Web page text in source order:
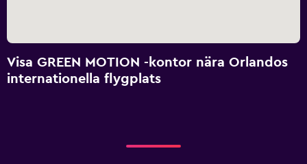
Visa GREEN MOTION -kontor nära Orlandos
internationella flygplats